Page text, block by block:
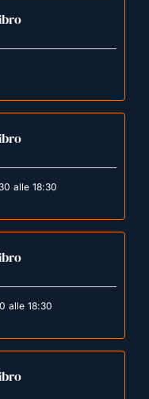
alle 18:30
alle 18:30